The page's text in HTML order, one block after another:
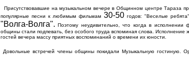
Присутствовавшие на музыкальном вечере в Общинном центре Тараза
популярные песни к любимым фильмам 30-50 годов: "Веселые
"Волга-Волга". Поэтому неудивительно, что когда в
общины стали подпевать, без особого труда вспоминая слова.
гостей вечера массу приятных воспоминаний о времени их юности.
Довольные встречей члены общины покидали Музыкальную